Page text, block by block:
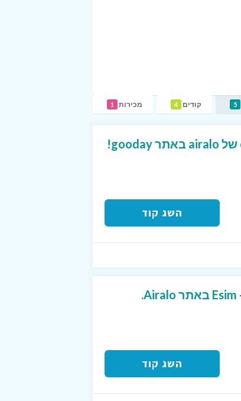
5 קודים 4 מכירות 1
השג קוד
השג קוד